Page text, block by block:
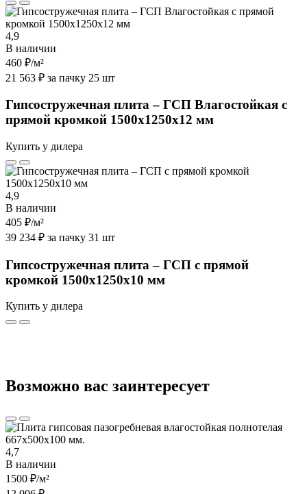
4,9
В наличии
460 ₽/м²
21 563 ₽ за пачку 25 шт
Гипсостружечная плита – ГСП Влагостойкая с
прямой кромкой 1500х1250х12 мм
Купить у дилера
4,9
В наличии
405 ₽/м²
39 234 ₽ за пачку 31 шт
Гипсостружечная плита – ГСП с прямой
кромкой 1500х1250х10 мм
Купить у дилера
Возможно вас заинтересует
4,7
В наличии
1500 ₽/м²